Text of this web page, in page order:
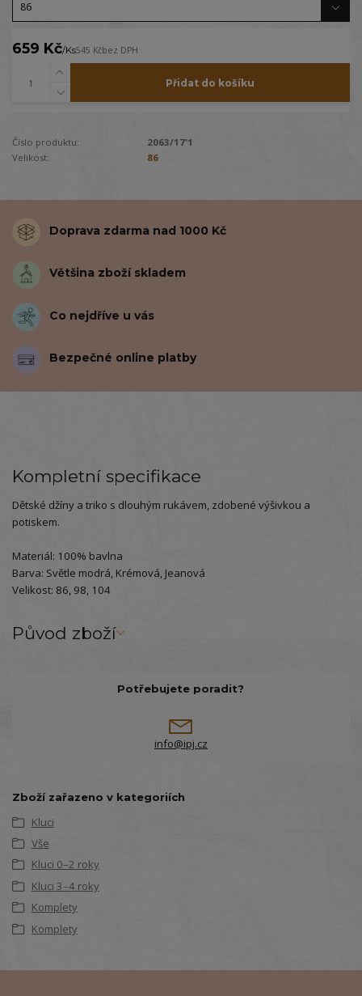
659 Kč/Ks545 Kčbez DPH
Přidat do košíku
Číslo produktu:
2063/17'1
Velikost:
86
Doprava zdarma nad 1000 Kč
Většina zboží skladem
Co nejdříve u vás
Bezpečné online platby
Kompletní specifikace
Dětské džíny a triko s dlouhým rukávem, zdobené výšivkou a
potiskem.
Materiál: 100% bavlna
Barva: Světle modrá, Krémová, Jeanová
Velikost: 86, 98, 104
Původ zboží
Potřebujete poradit?
info@ipj.cz
Zboží zařazeno v kategoriích
Kluci
Vše
Kluci 0–2 roky
Kluci 3–4 roky
Komplety
Komplety